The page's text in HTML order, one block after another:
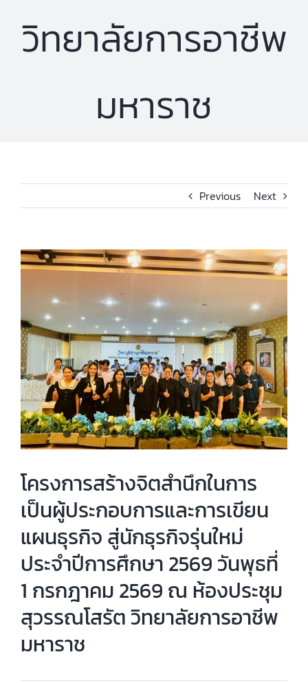
วิทยาลัยการอาชีพ
มหาราช
Previous Next
View
Image
โครงการสร้างจิตสำนึกในการ
เป็นผู้ประกอบการและการเขียน
แผนธุรกิจ สู่นักธุรกิจรุ่นใหม่
ประจำปีการศึกษา 2569 วันพุธที่
1 กรกฎาคม 2569 ณ ห้องประชุม
สุวรรณโสรัต วิทยาลัยการอาชีพ
มหาราช